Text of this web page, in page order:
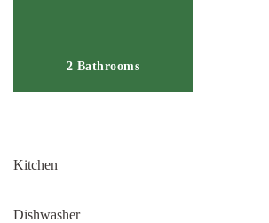
2 Bathrooms
Kitchen
Dishwasher